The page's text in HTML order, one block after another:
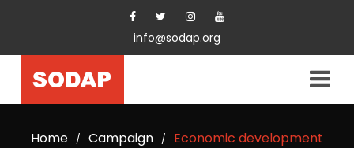
info@sodap.org
Home / Campaign / Economic development